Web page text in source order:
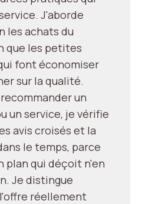
J'aborde
les achats du
que les petites
font économiser
sur la qualité.
un
un service, je vérifie
avis croisés et la
le temps, parce
plan qui déçoit n'en
Je distingue
réellement